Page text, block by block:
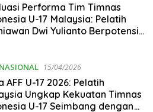
Performa Tim Timnas
U-17 Malaysia: Pelatih
Dwi Yulianto Berpotensi
15/04/2026
AFF U-17 2026: Pelatih
Ungkap Kekuatan Timnas
U-17 Seimbang dengan